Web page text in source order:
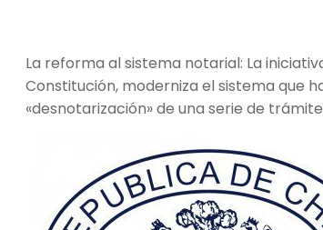
La reforma al sistema notarial: La
Constitución, moderniza el sistema que
«desnotarización» de una serie de